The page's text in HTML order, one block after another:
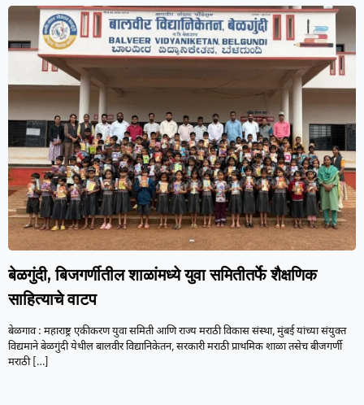
बेळगुंदी, बिजगर्णीतील शाळांमध्ये युवा समितीतर्फे शैक्षणिक
साहित्याचे वाटप
बेळगाव : महाराष्ट्र एकीकरण युवा समिती आणि राज्य मराठी विकास संस्था, मुंबई यांच्या संयुक्त
विद्यमाने बेळगुंदी येथील बालवीर विद्यानिकेतन, सरकारी मराठी प्राथमिक शाळा तसेच बीजगर्णी
मराठी[…]